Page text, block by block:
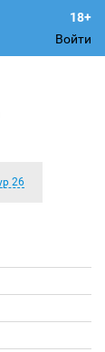
Войти
26